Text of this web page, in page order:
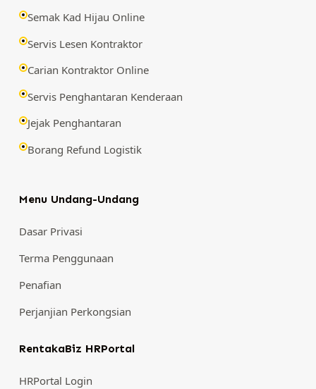
Semak Kad Hijau Online
Servis Lesen Kontraktor
Carian Kontraktor Online
Servis Penghantaran Kenderaan
Jejak Penghantaran
Borang Refund Logistik
Menu Undang-Undang
Dasar Privasi
Terma Penggunaan
Penafian
Perjanjian Perkongsian
RentakaBiz HRPortal
HRPortal Login